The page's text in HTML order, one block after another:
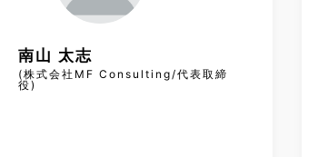
南山 太志
(株式会社MF Consulting/代表取締
役)